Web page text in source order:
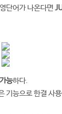
단어가 나온다면
능하다.
기능으로 한결 사